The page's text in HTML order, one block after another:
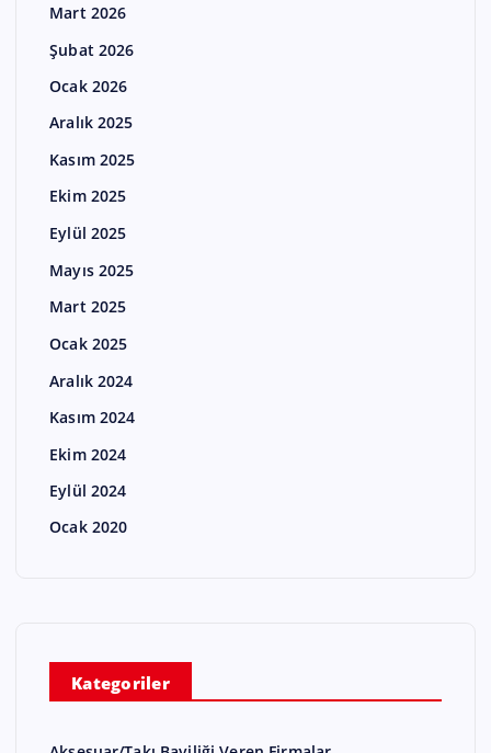
Mart 2026
Şubat 2026
Ocak 2026
Aralık 2025
Kasım 2025
Ekim 2025
Eylül 2025
Mayıs 2025
Mart 2025
Ocak 2025
Aralık 2024
Kasım 2024
Ekim 2024
Eylül 2024
Ocak 2020
Kategoriler